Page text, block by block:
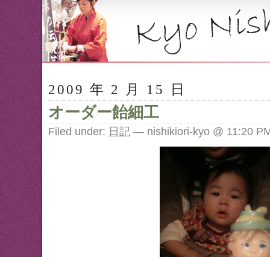
2009 年 2 月 15 日
オーダー飴細工
Filed under: 日記 — nishikiori-kyo @ 11:20